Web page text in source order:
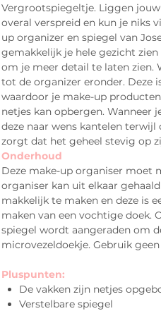
Vergrootspiegeltje. Liggen
overal verspreid en kun je niks
up organizer en spiegel van
gemakkelijk je hele gezicht
om je meer detail te laten zien.
tot de organizer eronder. Deze
waardoor je make-up
netjes kan opbergen. Wanneer
deze naar wens kantelen
zorgt dat het geheel stevig op
Onderhoud
Deze make-up organiser moet
organiser kan uit elkaar
makkelijk te maken en deze is
maken van een vochtige doek.
spiegel wordt aangeraden om
microvezeldoekje. Gebruik
Pluspunten:
De vakken zijn netjes
Verstelbare spiegel